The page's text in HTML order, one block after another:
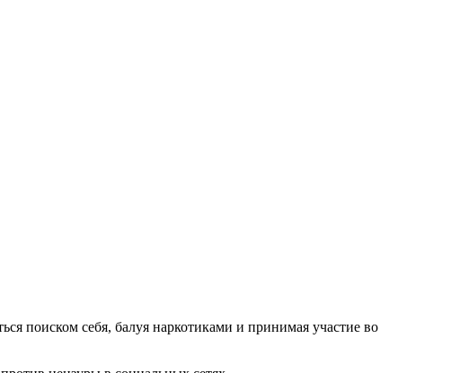
поиском себя, балуя наркотиками и принимая участие во